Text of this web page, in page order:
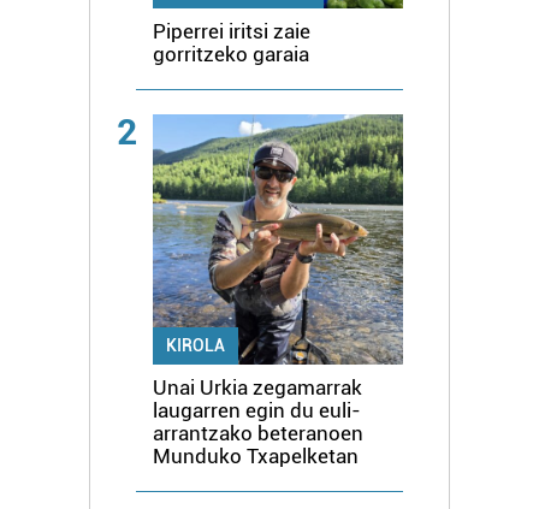
Piperrei iritsi zaie
gorritzeko garaia
2
KIROLA
Unai Urkia zegamarrak
laugarren egin du euli-
arrantzako beteranoen
Munduko Txapelketan